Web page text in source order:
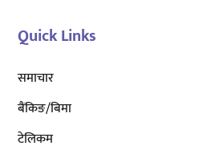
Quick Links
समाचार
बैंकिङ/बिमा
टेलिकम